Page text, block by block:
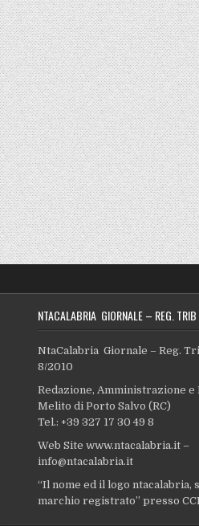
NTACALABRIA GIORNALE – REG.
NtaCalabria Giornale – Reg.
8/2010
Redazione, Amministrazione e
Melito di Porto Salvo (RC)
Tel.: +39 327 17 30 49 8
Web Site www.ntacalabria.it –
info@ntacalabria.it
“Il nome ed il logo ntacalabria,
marchio registrato” presso